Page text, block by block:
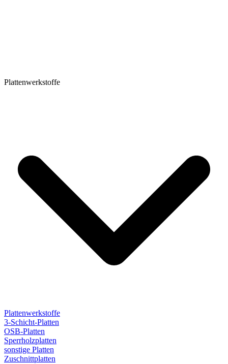
Plattenwerkstoffe
Plattenwerkstoffe
3-Schicht-Platten
OSB-Platten
Sperrholzplatten
sonstige Platten
Zuschnittplatten